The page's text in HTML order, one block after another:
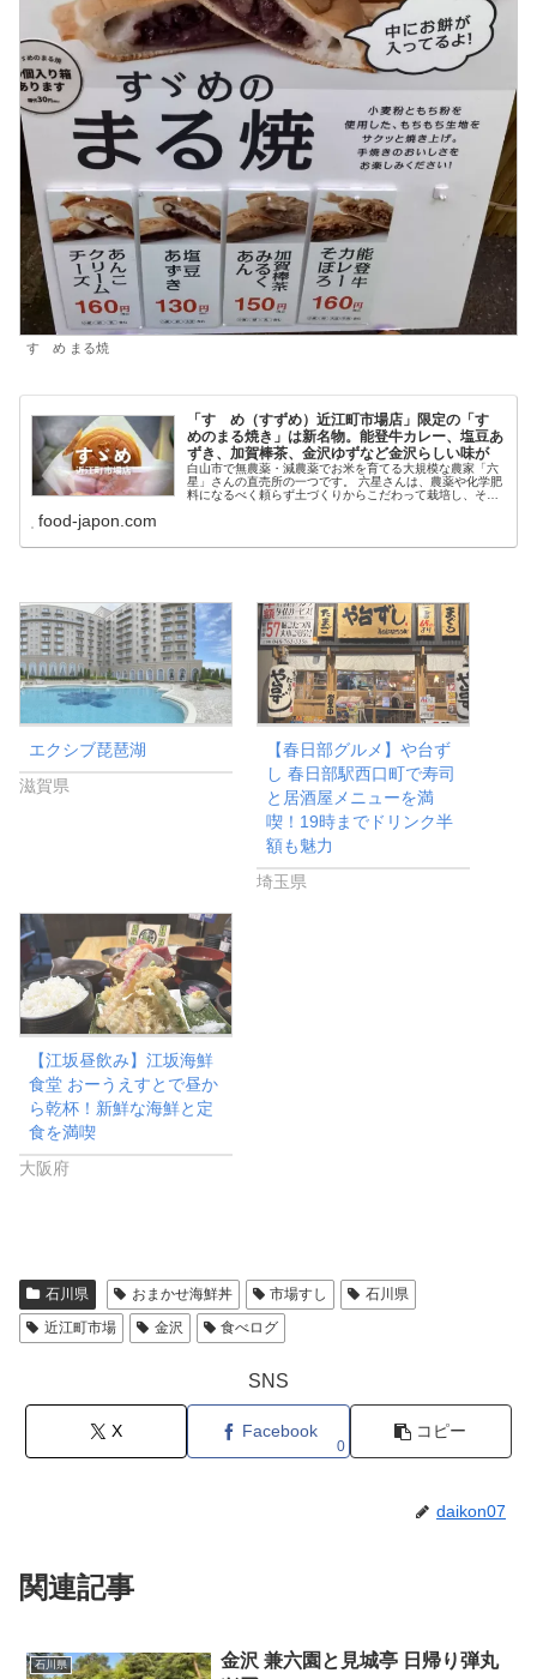
すゞめ まる焼
「すゞめ（すずめ）近江町市場店」限定の「すゞ
めのまる焼き」は新名物。能登牛カレー、塩豆あ
ずき、加賀棒茶、金沢ゆずなど金沢らしい味が
白山市で無農薬・減農薬でお米を育てる大規模な農家「六
星」さんの直売所の一つです。 六星さんは、農薬や化学肥
料になるべく頼らず土づくりからこだわって栽培し、それ
food-japon.com
エクシブ琵琶湖
滋賀県
【春日部グルメ】や台ず
し 春日部駅西口町で寿司
と居酒屋メニューを満
喫！19時までドリンク半
額も魅力
埼玉県
【江坂昼飲み】江坂海鮮
食堂 おーうえすとで昼か
ら乾杯！新鮮な海鮮と定
食を満喫
大阪府
石川県 おまかせ海鮮丼 市場すし
石川県
近江町市場
金沢 食べログ
SNS
X Facebook
0
コピー
daikon07
関連記事
石川県
金沢 兼六園と見城亭 日帰り弾丸